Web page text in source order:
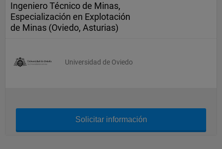
Ingeniero Técnico de Minas,
Especialización en Explotación
de Minas (Oviedo, Asturias)
Universidad de Oviedo
Solicitar información